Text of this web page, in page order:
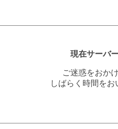
現在サーバ
ご迷惑をおか
しばらく時間を